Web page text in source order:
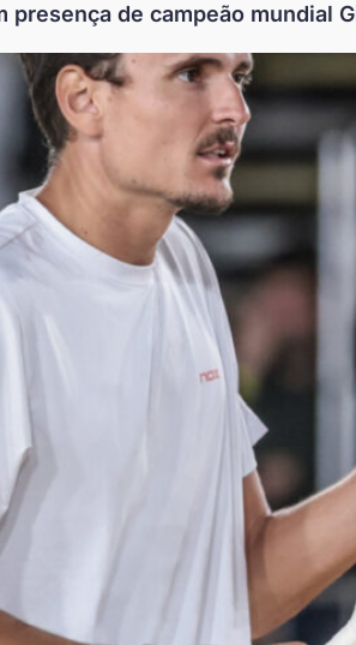
presença de campeão mundial